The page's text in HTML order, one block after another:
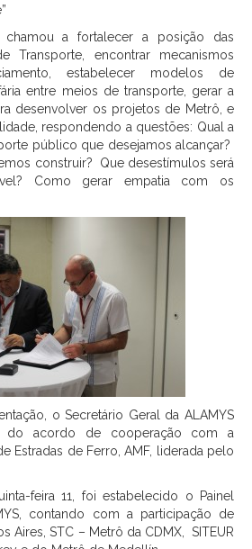
a fortalecer a posição das
Transporte, encontrar mecanismos
estabelecer modelos de
entre meios de transporte, gerar a
desenvolver os projetos de Metrô, e
respondendo a questões: Qual a
público que desejamos alcançar?
construir? Que desestímulos será
Como gerar empatia com os
o Secretário Geral da ALAMYS
do acordo de cooperação com a
Estradas de Ferro, AMF, liderada pelo
feira 11, foi estabelecido o Painel
contando com a participação de
Aires, STC – Metrô da CDMX, SITEUR